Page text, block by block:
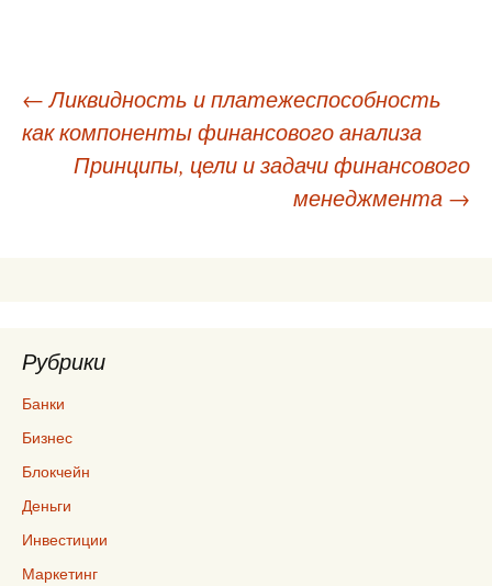
Навигация
по
записям
←Ликвидность и платежеспособность
как компоненты финансового анализа
Принципы, цели и задачи финансового
менеджмента →
Рубрики
Банки
Бизнес
Блокчейн
Деньги
Инвестиции
Маркетинг